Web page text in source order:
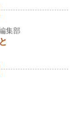
集部